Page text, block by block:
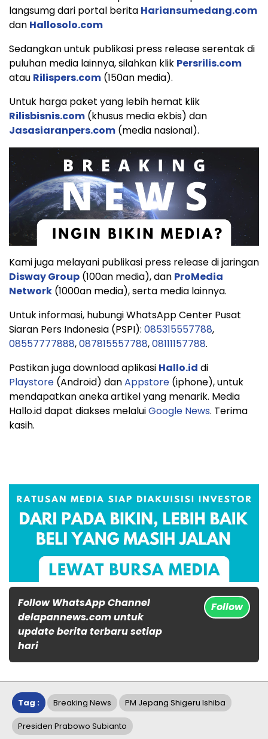
langsumg dari portal berita Hariansumedang.com
dan Hallosolo.com
Sedangkan untuk publikasi press release serentak di
puluhan media lainnya, silahkan klik Persrilis.com
atau Rilispers.com (150an media).
Untuk harga paket yang lebih hemat klik
Rilisbisnis.com (khusus media ekbis) dan
Jasasiaranpers.com (media nasional).
Kami juga melayani publikasi press release di jaringan
Disway Group (100an media), dan ProMedia
Network (1000an media), serta media lainnya.
Untuk informasi, hubungi WhatsApp Center Pusat
Siaran Pers Indonesia (PSPI): 085315557788,
08557777888,087815557788,08111157788.
Pastikan juga download aplikasi Hallo.id di
Playstore (Android) danAppstore (iphone), untuk
mendapatkan aneka artikel yang menarik. Media
Hallo.id dapat diakses melaluiGoogle News. Terima
kasih.
Follow WhatsApp Channel
delapannews.com untuk
update berita terbaru setiap
hari
Follow
Tag : Breaking News PM Jepang Shigeru Ishiba
Presiden Prabowo Subianto